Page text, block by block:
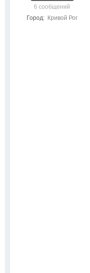
6 сообщений
Город: Кривой Рог